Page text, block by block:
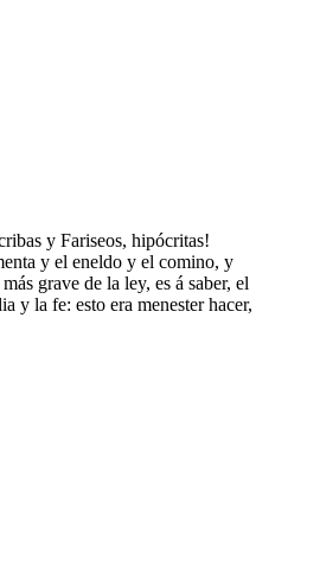
y Fariseos, hipócritas!
y el eneldo y el comino, y
grave de la ley, es á saber, el
y la fe: esto era menester hacer,